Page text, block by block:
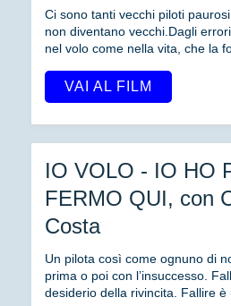
Ci sono tanti vecchi piloti
non diventano vecchi.Dagli
nel volo come nella vita, che la
VAI AL FILM
IO VOLO - IO HO
FERMO QUI, con
Costa
Un pilota così come ognuno di
prima o poi con l’insuccesso.
desiderio della rivincita. Fallire è